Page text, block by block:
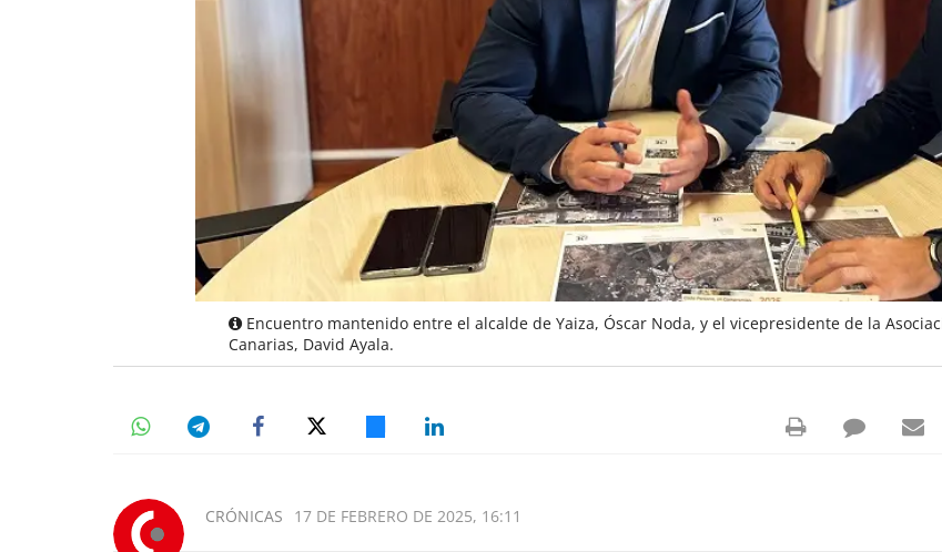
Encuentro mantenido entre el alcalde de Yaiza, Óscar Noda, y el vicepresidente de la
Canarias, David Ayala.
CRÓNICAS 17 DE FEBRERO DE 2025, 16:11